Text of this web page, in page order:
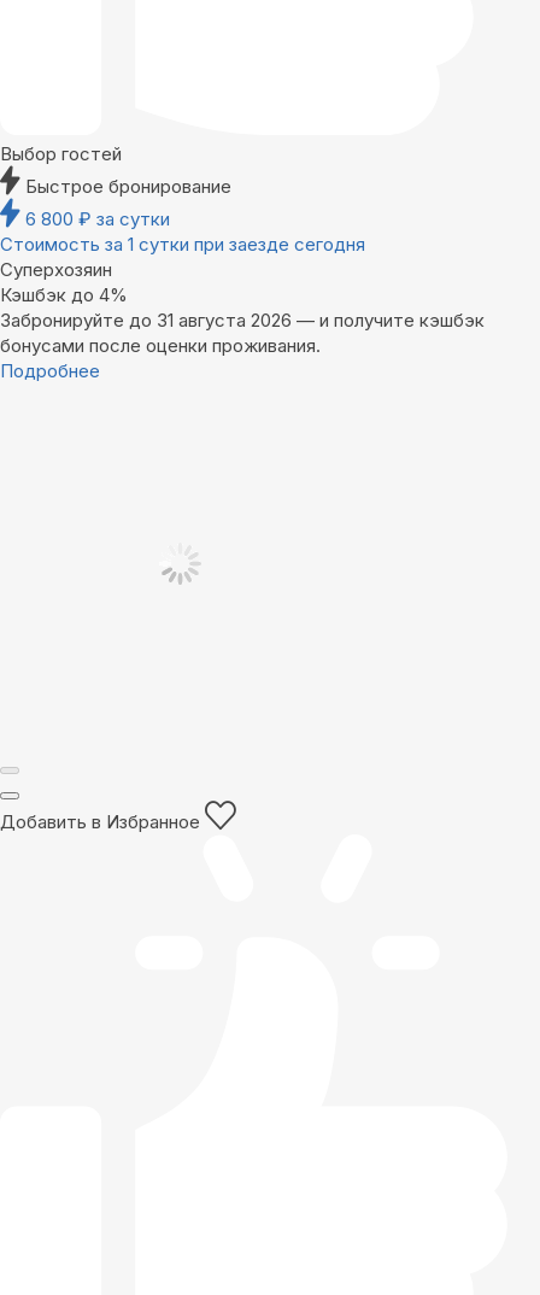
Выбор гостей
Быстрое бронирование
6 800 ₽ за сутки
Стоимость за 1 сутки при заезде сегодня
Суперхозяин
Кэшбэк до 4%
Забронируйте до 31 августа 2026 — и получите кэшбэк
бонусами после оценки проживания.
Подробнее
Добавить в Избранное